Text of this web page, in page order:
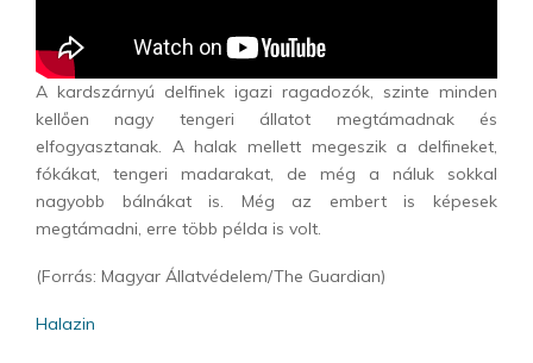
A kardszárnyú delfinek igazi ragadozók, szinte minden
kellően nagy tengeri állatot megtámadnak és
elfogyasztanak. A halak mellett megeszik a delfineket,
fókákat, tengeri madarakat, de még a náluk sokkal
nagyobb bálnákat is. Még az embert is képesek
megtámadni, erre több példa is volt.
(Forrás: Magyar Állatvédelem/The Guardian)
Halazin